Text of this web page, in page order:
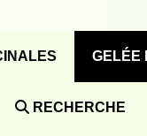
GELÉE
RECHERCHE